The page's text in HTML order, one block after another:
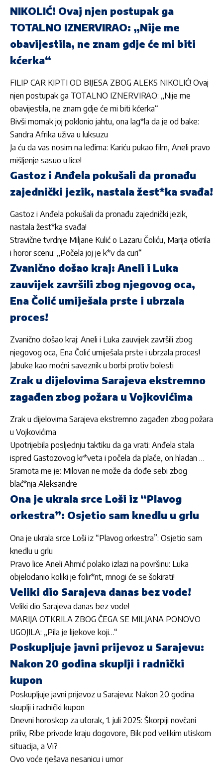
NIKOLIĆ! Ovaj njen postupak ga
TOTALNO IZNERVIRAO: „Nije me
obavijestila, ne znam gdje će mi biti
kćerka“
FILIP CAR KIPTI OD BIJESA ZBOG ALEKS NIKOLIĆ! Ovaj
njen postupak ga TOTALNO IZNERVIRAO: „Nije me
obavijestila, ne znam gdje će mi biti kćerka“
Bivši momak joj poklonio jahtu, ona lag*la da je od bake:
Sandra Afrika uživa u luksuzu
Ja ću da vas nosim na leđima: Kariću pukao film, Aneli pravo
mišljenje sasuo u lice!
Gastoz i Anđela pokušali da pronađu
zajednički jezik, nastala žest*ka svađa!
Gastoz i Anđela pokušali da pronađu zajednički jezik,
nastala žest*ka svađa!
Stravične tvrdnje Miljane Kulić o Lazaru Čoliću, Marija otkrila
i horor scenu: „Počela joj je k*v da curi“
Zvanično došao kraj: Aneli i Luka
zauvijek završili zbog njegovog oca,
Ena Čolić umiješala prste i ubrzala
proces!
Zvanično došao kraj: Aneli i Luka zauvijek završili zbog
njegovog oca, Ena Čolić umiješala prste i ubrzala proces!
Jabuke kao moćni saveznik u borbi protiv bolesti
Zrak u dijelovima Sarajeva ekstremno
zagađen zbog požara u Vojkovićima
Zrak u dijelovima Sarajeva ekstremno zagađen zbog požara
u Vojkovićima
Upotrijebila posljednju taktiku da ga vrati: Anđela stala
ispred Gastozovog kr*veta i počela da plače, on hladan …
Sramota me je: Milovan ne može da dođe sebi zbog
blać*nja Aleksandre
Ona je ukrala srce Loši iz “Plavog
orkestra”: Osjetio sam knedlu u grlu
Ona je ukrala srce Loši iz “Plavog orkestra”: Osjetio sam
knedlu u grlu
Pravo lice Aneli Ahmić polako izlazi na površinu: Luka
objelodanio koliki je folir*nt, mnogi će se šokirati!
Veliki dio Sarajeva danas bez vode!
Veliki dio Sarajeva danas bez vode!
MARIJA OTKRILA ZBOG ČEGA SE MILJANA PONOVO
UGOJILA: „Pila je lijekove koji…“
Poskupljuje javni prijevoz u Sarajevu:
Nakon 20 godina skuplji i radnički
kupon
Poskupljuje javni prijevoz u Sarajevu: Nakon 20 godina
skuplji i radnički kupon
Dnevni horoskop za utorak, 1. juli 2025: Škorpiji novčani
priliv, Ribe privode kraju dogovore, Bik pod velikim utiskom
situacija, a Vi?
Ovo voće rješava nesanicu i umor